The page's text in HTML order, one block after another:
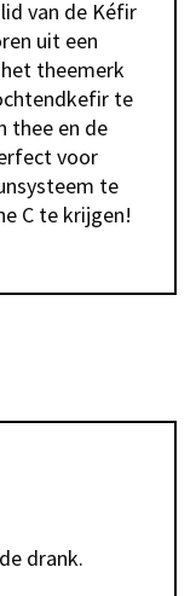
van de Kéfir
uit een
theemerk
te
thee en de
voor
te
C te krijgen!
drank.